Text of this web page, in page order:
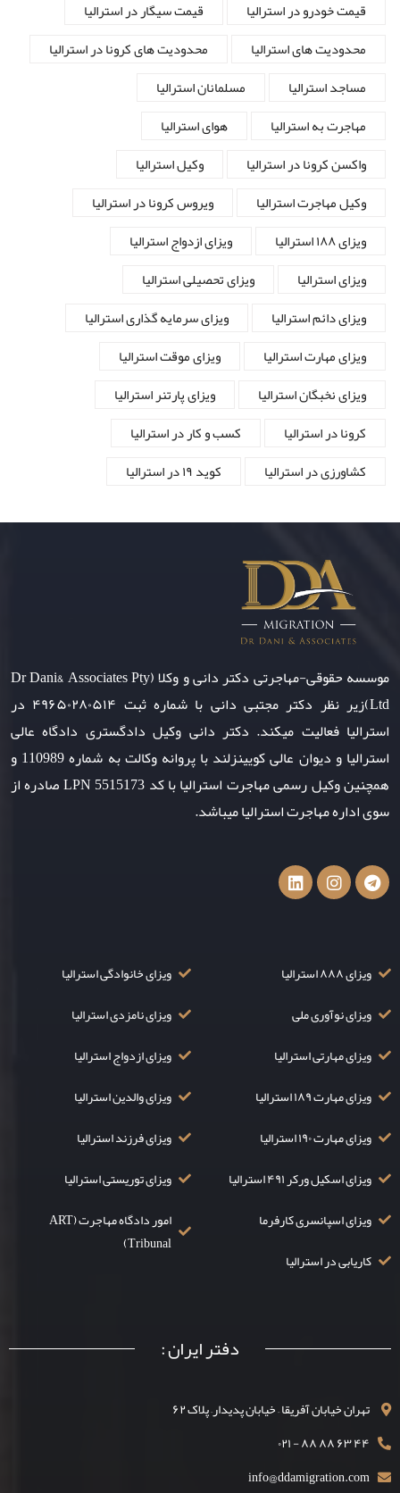
قیمت خودرو در استرالیا
قیمت سیگار در استرالیا
محدودیت های استرالیا
محدودیت های کرونا در استرالیا
مساجد استرالیا
مسلمانان استرالیا
مهاجرت به استرالیا
هوای استرالیا
واکسن کرونا در استرالیا
وکیل استرالیا
وکیل مهاجرت استرالیا
ویروس کرونا در استرالیا
ویزای ۱۸۸ استرالیا
ویزای ازدواج استرالیا
ویزای استرالیا
ویزای تحصیلی استرالیا
ویزای دائم استرالیا
ویزای سرمایه گذاری استرالیا
ویزای مهارت استرالیا
ویزای موقت استرالیا
ویزای نخبگان استرالیا
ویزای پارتنر استرالیا
کرونا در استرالیا
کسب و کار در استرالیا
کشاورزی در استرالیا
کوید ۱۹ در استرالیا
موسسه حقوقی-مهاجرتی دکتر دانی و وکلا (Dr Dani& Associates Pty
Ltd)زیر نظر دکتر مجتبی دانی با شماره ثبت ۴۹۶۵۰۲۸۰۵۱۴ در
استرالیا فعالیت میکند. دکتر دانی وکیل دادگستری دادگاه عالی
استرالیا و دیوان عالی کویینزلند با پروانه وکالت به شماره 110989 و
همچنین وکیل رسمی مهاجرت استرالیا با کد LPN 5515173 صادره از
سوی اداره مهاجرت استرالیا میباشد.
ویزای ۸۸۸ استرالیا
ویزای نوآوری ملی
ویزای مهارتی استرالیا
ویزای مهارت ۱۸۹ استرالیا
ویزای مهارت ۱۹۰ استرالیا
ویزای اسکیل ورکر ۴۹۱ استرالیا
ویزای اسپانسری کارفرما
کاریابی در استرالیا
ویزای خانوادگی استرالیا
ویزای نامزدی استرالیا
ویزای ازدواج استرالیا
ویزای والدین استرالیا
ویزای فرزند استرالیا
ویزای توریستی استرالیا
امور دادگاه مهاجرت (ART
Tribunal)
دفتر ایران :
تهران خیابان آفریقا – خیابان پدیدار– پلاک ۶۲
۴۴ ۶۳ ۸۸ ۸۸ - ۰۲۱
info@ddamigration.com